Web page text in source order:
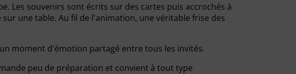
Les souvenirs sont écrits sur des cartes puis accrochés à
une table. Au fil de l'animation, une véritable frise des
moment d'émotion partagé entre tous les invités.
peu de préparation et convient à tout type